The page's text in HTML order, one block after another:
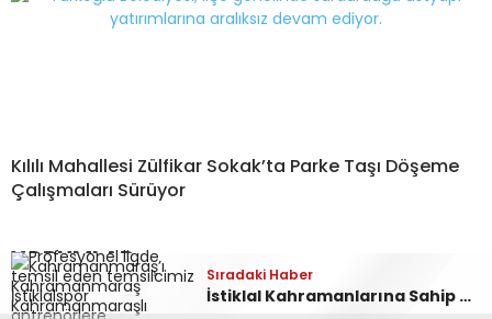
Sıradaki Haber
Doruk Madencilik İşçilerinden Ankara’da Alacak Eylemi: 580 İşçi Mağdur!
Sıradaki Haber
Andırın Dağlarında Doğa Şöleni: Sarı Mantıvar ve Endemik Çiçekler Görsel Ziyafet Sunuyor
Kılılı Mahallesi Zülfikar Sokak’ta Parke Taşı Döşeme
Çalışmaları Sürüyor
YORUMLAR
Bir yanıt yazın
Sıradaki Haber
İstiklal Kahramanlarına Sahip Çıkıyor